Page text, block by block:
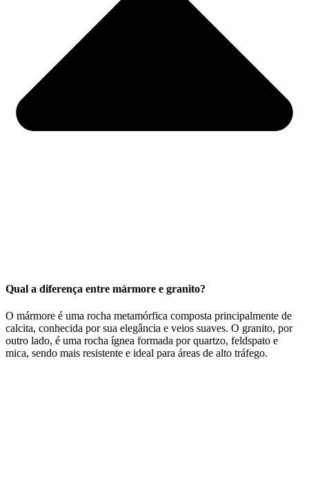
Qual a diferença entre mármore e granito?
O mármore é uma rocha metamórfica composta principalmente de
calcita, conhecida por sua elegância e veios suaves. O granito, por
outro lado, é uma rocha ígnea formada por quartzo, feldspato e
mica, sendo mais resistente e ideal para áreas de alto tráfego.